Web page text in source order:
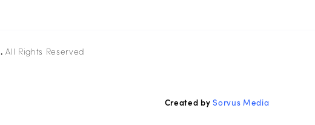
All Rights Reserved
Created bySorvus Media